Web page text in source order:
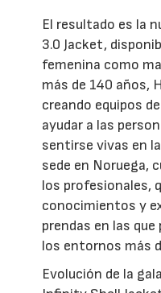
El resultado es la
3.0 Jacket,
femenina como
más de 140 años,
creando equipos
ayudar a las
sentirse vivas en
sede en Noruega,
los profesionales,
conocimientos y
prendas en las
los entornos más
Evolución de la